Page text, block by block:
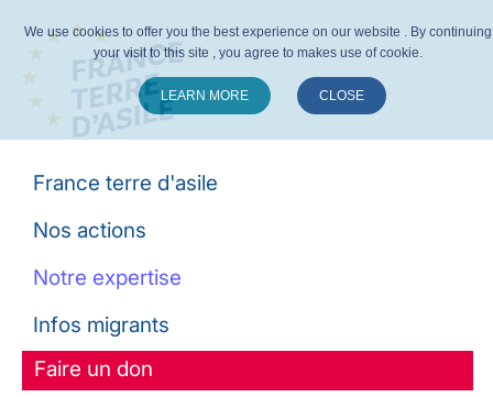
France terre d'asile
Nos actions
Notre expertise
Infos migrants
Faire un don
We use cookies to offer you the best experience on our website . By continuing
your visit to this site , you agree to makes use of cookie.
LEARN MORE CLOSE